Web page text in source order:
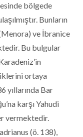
bölgede
Bunların
ve İbranice
Bu bulgular
ortaya
yıllarında Bar
karşı Yahudi
vermektedir.
(ö. 138),